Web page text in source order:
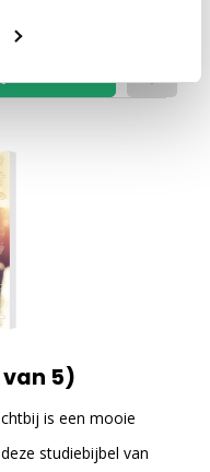
5)
is een mooie
studiebijbel van